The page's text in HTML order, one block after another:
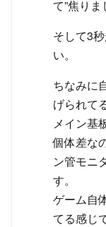
て”焦り
そして3
い。
ちなみに
げられて
メイン基
個体差な
ン管モニ
す。
ゲーム自
てる感じ